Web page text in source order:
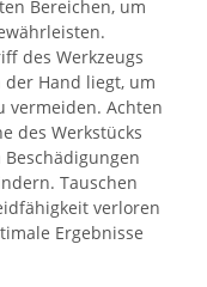
Bereichen, um
des Werkzeugs
Hand liegt, um
vermeiden. Achten
des Werkstücks
Tauschen
verloren
Ergebnisse